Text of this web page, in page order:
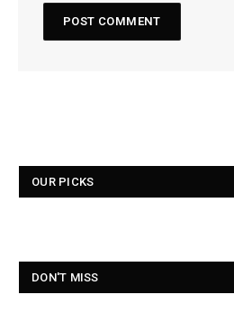
OUR PICKS
DON'T MISS